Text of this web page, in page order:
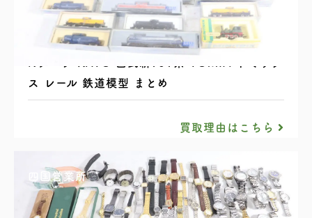
ス レール 鉄道模型 まとめ
買取理由はこちら
四国営業所